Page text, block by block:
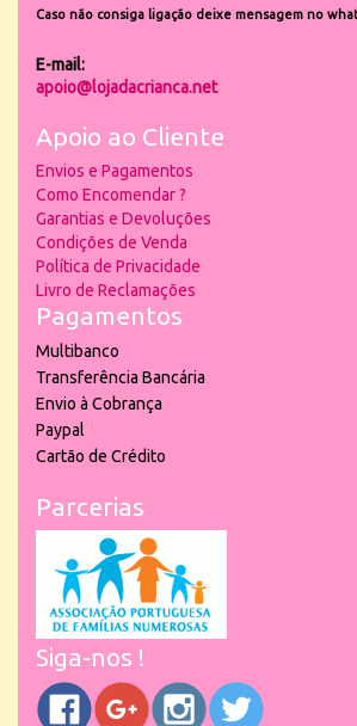
Caso não consiga ligação deixe mensagem no
E-mail:
apoio@lojadacrianca.net
Apoio ao Cliente
Envios e Pagamentos
Como Encomendar ?
Garantias e Devoluções
Condições de Venda
Política de Privacidade
Livro de Reclamações
Pagamentos
Multibanco
Transferência Bancária
Envio à Cobrança
Paypal
Cartão de Crédito
Parcerias
Siga-nos !